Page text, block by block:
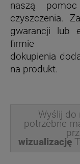
naszą
czyszczenia.
gwarancji lub
firmie
dokupienia
na produkt.
Wyślij do
potrzebne
wizualizację